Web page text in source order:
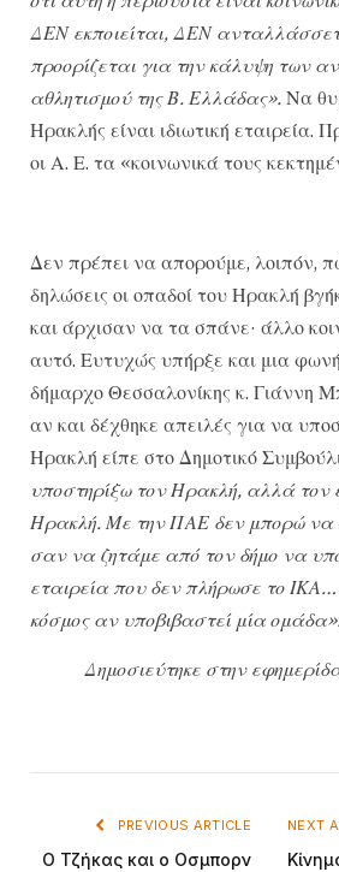
ΔΕΝ εκποιείται, ΔΕΝ
προορίζεται για την κάλυψη των
αθλητισμού της Β. Ελλάδας». Να
Ηρακλής είναι ιδιωτική εταιρεία.
οι Α. Ε. τα «κοινωνικά τους
Δεν πρέπει να απορούμε, λοιπόν,
δηλώσεις οι οπαδοί του Ηρακλή
και άρχισαν να τα σπάνε· άλλο
αυτό. Ευτυχώς υπήρξε και μια
δήμαρχο Θεσσαλονίκης κ. Γιάννη
αν και δέχθηκε απειλές για να
Ηρακλή είπε στο Δημοτικό
υποστηρίξω τον Ηρακλή, αλλά τον
Ηρακλή. Με την ΠΑΕ δεν μπορώ να
σαν να ζητάμε από τον δήμο να
εταιρεία που δεν πλήρωσε το
κόσμος αν υποβιβαστεί μία
Δημοσιεύτηκε στην
PREVIOUS ARTICLE
Ο Τζήκας και ο Οσμπορν
NEXT